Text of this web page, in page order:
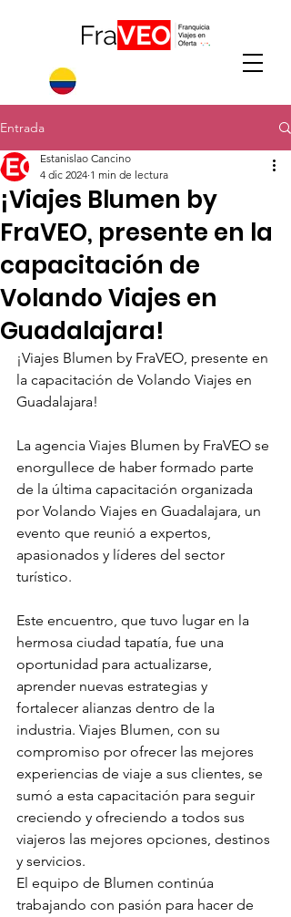
Entrada
¡Viajes Blumen by
FraVEO, presente en la
capacitación de
Volando Viajes en
Guadalajara!
Estanislao Cancino
4 dic 2024 1 min de lectura
¡Viajes Blumen by FraVEO, presente en
la capacitación de Volando Viajes en
Guadalajara!
La agencia Viajes Blumen by FraVEO se
enorgullece de haber formado parte
de la última capacitación organizada
por Volando Viajes en Guadalajara, un
evento que reunió a expertos,
apasionados y líderes del sector
turístico.
Este encuentro, que tuvo lugar en la
hermosa ciudad tapatía, fue una
oportunidad para actualizarse,
aprender nuevas estrategias y
fortalecer alianzas dentro de la
industria. Viajes Blumen, con su
compromiso por ofrecer las mejores
experiencias de viaje a sus clientes, se
sumó a esta capacitación para seguir
creciendo y ofreciendo a todos sus
viajeros las mejores opciones, destinos
y servicios.
El equipo de Blumen continúa
trabajando con pasión para hacer de